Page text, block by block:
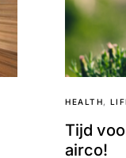
HEALTH
Tijd
airco!